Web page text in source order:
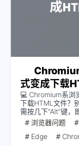
式变成下载
💻 Chromium系浏
下载HTML文件？
需按几下“Alt”键，
原因，并提供简
正常使用！🚀
浏览器问题
Edge